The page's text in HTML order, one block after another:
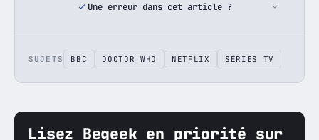
Une erreur dans cet article ?
SUJETS BBC DOCTOR WHO NETFLIX SÉRIES TV
Lisez Begeek en priorité sur